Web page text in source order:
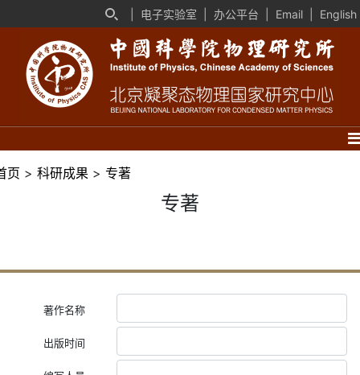
电子实验室 办公平台 Email English
页 > 科研成果 > 专著
专著
著作名称
出版时间